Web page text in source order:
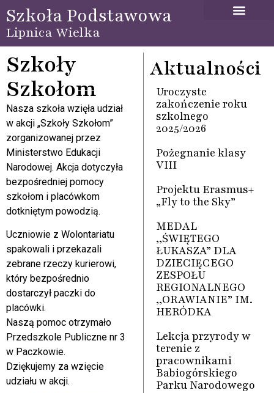
Szkoła Podstawowa
Lipnica Wielka
Szkoły
Szkołom
Nasza szkoła wzięła udział
w akcji „Szkoły Szkołom”
zorganizowanej przez
Ministerstwo Edukacji
Narodowej. Akcja dotyczyła
bezpośredniej pomocy
szkołom i placówkom
dotkniętym powodzią.
Uczniowie z Wolontariatu
spakowali i przekazali
zebrane rzeczy kurierowi,
który bezpośrednio
dostarczył paczki do
placówki.
Naszą pomoc otrzymało
Przedszkole Publiczne nr 3
w Paczkowie.
Dziękujemy za wzięcie
udziału w akcji.
Aktualności
Uroczyste
zakończenie roku
szkolnego
2025/2026
Pożegnanie klasy
VIII
Projektu Erasmus+
„Fly to the Sky”
MEDAL
,,ŚWIĘTEGO
ŁUKASZA” DLA
DZIECIĘCEGO
ZESPOŁU
REGIONALNEGO
,,ORAWIANIE” IM.
HERÓDKA
Lekcja przyrody w
terenie z
pracownikami
Babiogórskiego
Parku Narodowego